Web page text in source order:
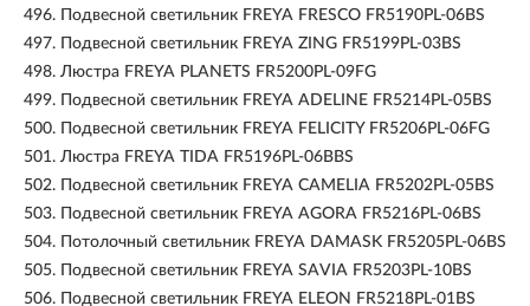
496.
Подвесной светильник FREYA FRESCO FR5190PL-06BS
497.
Подвесной светильник FREYA ZING FR5199PL-03BS
498. Люстра FREYA PLANETS FR5200PL-09FG
499.
Подвесной светильник FREYA ADELINE FR5214PL-05BS
500.
Подвесной светильник FREYA FELICITY FR5206PL-06FG
501. Люстра FREYA TIDA FR5196PL-06BBS
502.
Подвесной светильник FREYA CAMELIA FR5202PL-05BS
503.
Подвесной светильник FREYA AGORA FR5216PL-06BS
504.
Потолочный светильник FREYA DAMASK FR5205PL-06BS
505.
Подвесной светильник FREYA SAVIA FR5203PL-10BS
506.
Подвесной светильник FREYA ELEON FR5218PL-01BS